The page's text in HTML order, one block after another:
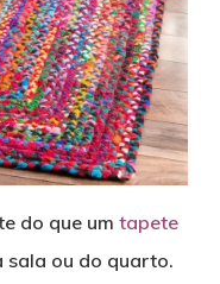
do que um tapete
sala ou do quarto.